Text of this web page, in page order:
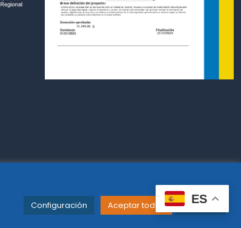
Configuración Aceptar todas Leer más
ES